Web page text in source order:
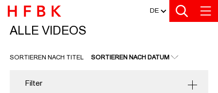
Zu den Filtern
Zur Metanavigation
Zur Hauptnavigation
Zur Suche
Zum Inhalt
Zum Seitenfuss DE
ALLE VIDEOS
ALLE VIDEOS
SORTIEREN NACH TITEL SORTIEREN NACH DATUM
Filter